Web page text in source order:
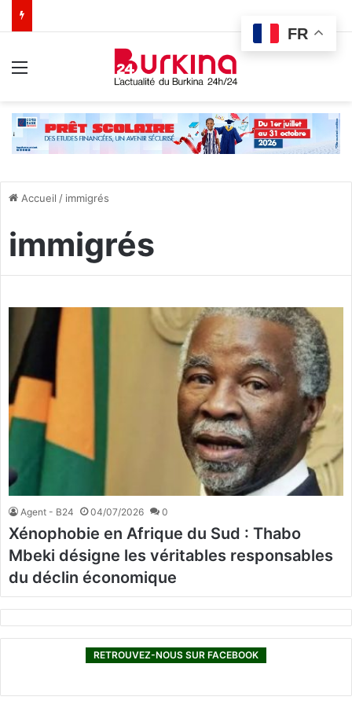
Accueil / immigrés
immigrés
Agent - B24 04/07/2026 0
Xénophobie en Afrique du Sud : Thabo
Mbeki désigne les véritables responsables
du déclin économique
RETROUVEZ-NOUS SUR FACEBOOK
FR